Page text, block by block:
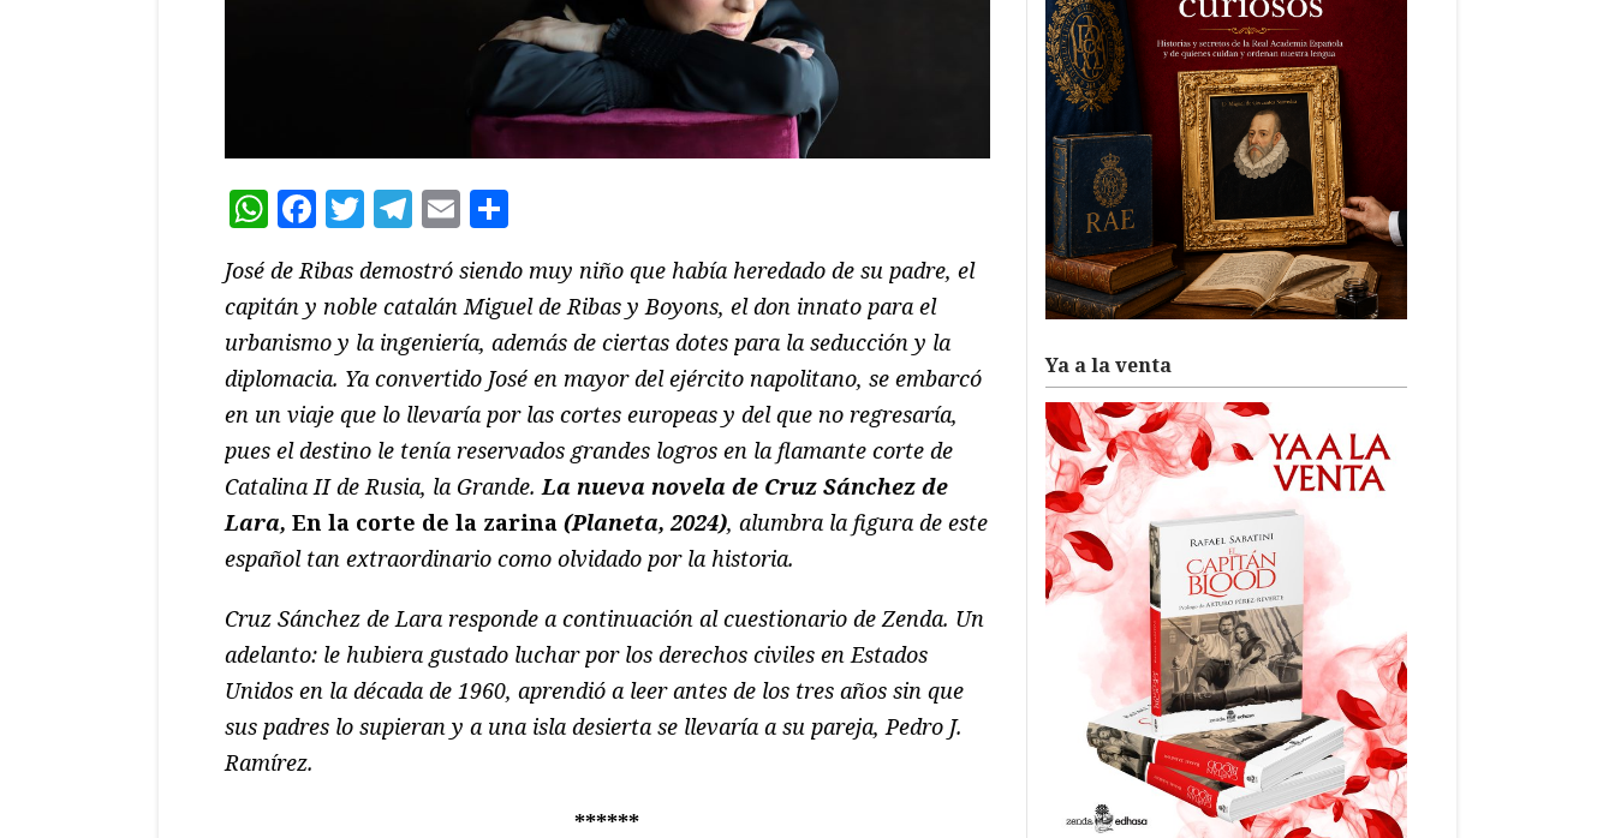
WhatsApp
Facebook
Twitter
Telegram
Email
José de Ribas demostró siendo muy niño que había heredado de su padre, el
capitán y noble catalán Miguel de Ribas y Boyons, el don innato para el
urbanismo y la ingeniería, además de ciertas dotes para la seducción y la
diplomacia. Ya convertido José en mayor del ejército napolitano, se embarcó
en un viaje que lo llevaría por las cortes europeas y del que no regresaría,
pues el destino le tenía reservados grandes logros en la flamante corte de
Catalina II de Rusia, la Grande.La nueva novela de Cruz Sánchez de
Lara, En la corte de la zarina (Planeta, 2024), alumbra la figura de este
español tan extraordinario como olvidado por la historia.
Cruz Sánchez de Lara responde a continuación al cuestionario de Zenda. Un
adelanto: le hubiera gustado luchar por los derechos civiles en Estados
Unidos en la década de 1960, aprendió a leer antes de los tres años sin que
sus padres lo supieran y a una isla desierta se llevaría a su pareja, Pedro J.
Ramírez.
******
Ya a la venta